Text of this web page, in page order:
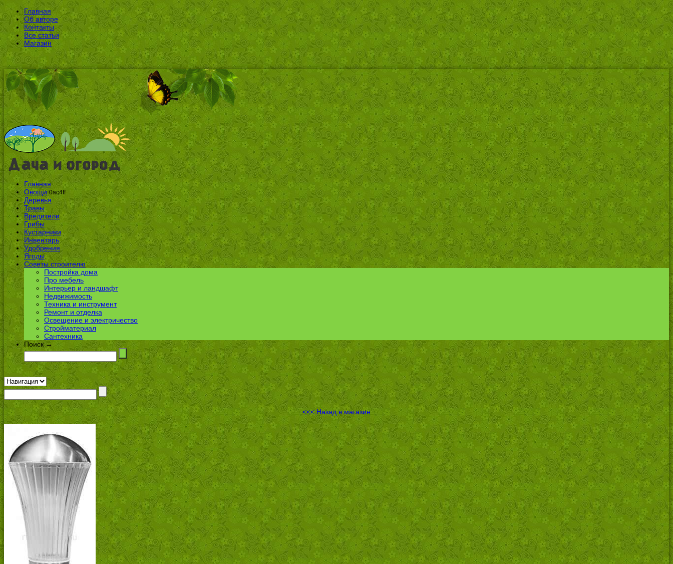
Главная
Об авторе
Контакты
Все статьи
Магазин
Главная
Овощи 0ac4ff
Деревья
Травы
Вредители
Грибы
Кустарники
Инвентарь
Удобрения
Ягоды
Советы строителю
Постройка дома
Про мебель
Интерьер и ландшафт
Недвижимость
Техника и инструмент
Ремонт и отделка
Освещение и электричество
Стройматериал
Сантехника
Поиск →
<<< Назад в магазин